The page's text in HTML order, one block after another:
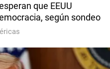
que EEUU
según sondeo